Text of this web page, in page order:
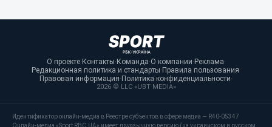
О проекте·Контакты·Команда·О компании·Реклама·
Редакционная политика и стандарты·Правила пользования·
Правовая информация·Политика конфиденциальности·
2026 © LLC «UBT MEDIA»
Идентификатор онлайн-медиа в Реестре субъектов в сфере медиа — R40-05347
Онлайн-медиа «Sport RBC.UA» имеет двуязычную версию (на украинском и русском